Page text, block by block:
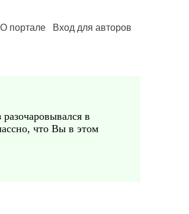
О портале Вход для авторов
в
что Вы в этом